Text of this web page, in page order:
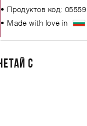
• Продуктов код: 05559
• Made with love in
С